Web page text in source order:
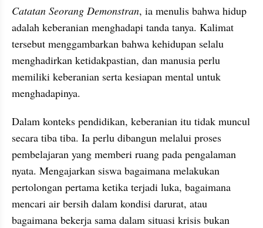
Catatan Seorang Demonstran, ia menulis bahwa hidup
adalah keberanian menghadapi tanda tanya. Kalimat
tersebut menggambarkan bahwa kehidupan selalu
menghadirkan ketidakpastian, dan manusia perlu
memiliki keberanian serta kesiapan mental untuk
menghadapinya.
Dalam konteks pendidikan, keberanian itu tidak muncul
secara tiba tiba. Ia perlu dibangun melalui proses
pembelajaran yang memberi ruang pada pengalaman
nyata. Mengajarkan siswa bagaimana melakukan
pertolongan pertama ketika terjadi luka, bagaimana
mencari air bersih dalam kondisi darurat, atau
bagaimana bekerja sama dalam situasi krisis bukan